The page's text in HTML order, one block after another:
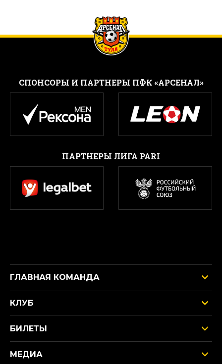
CПОНСОРЫ И ПАРТНЕРЫ ПФК «АРСЕНАЛ»
ПАРТНЕРЫ ЛИГА PARI
ГЛАВНАЯ КОМАНДА
КЛУБ
БИЛЕТЫ
МЕДИА